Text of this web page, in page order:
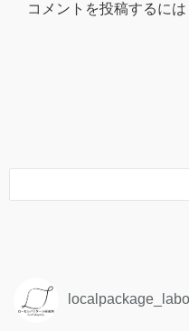
コメントを投稿するには
localpackage_labo